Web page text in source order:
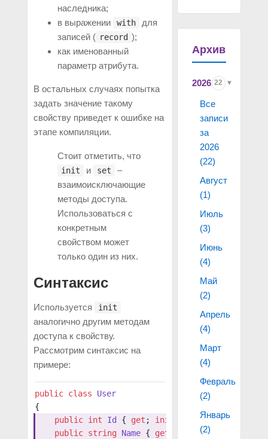
наследника;
в выражении
with
для
записей ( record );
как именованный
параметр атрибута.
В остальных случаях попытка
задать значение такому
свойству приведет к ошибке на
этапе компиляции.
Стоит отметить, что
init и set
–
взаимоисключающие
методы доступа.
Использоваться с
конкретным
свойством может
только один из них.
Синтаксис
Используется init
аналогично другим методам
доступа к свойству.
Рассмотрим синтаксис на
примере:
public class User
{
    public
int Id { get ; init
    public
string Name { get ; }
Архив
2026 22
Все
записи
за
2026
(22)
Август
(1)
Июль
(3)
Июнь
(4)
Май
(2)
Апрель
(4)
Март
(4)
Февраль
(2)
Январь
(2)